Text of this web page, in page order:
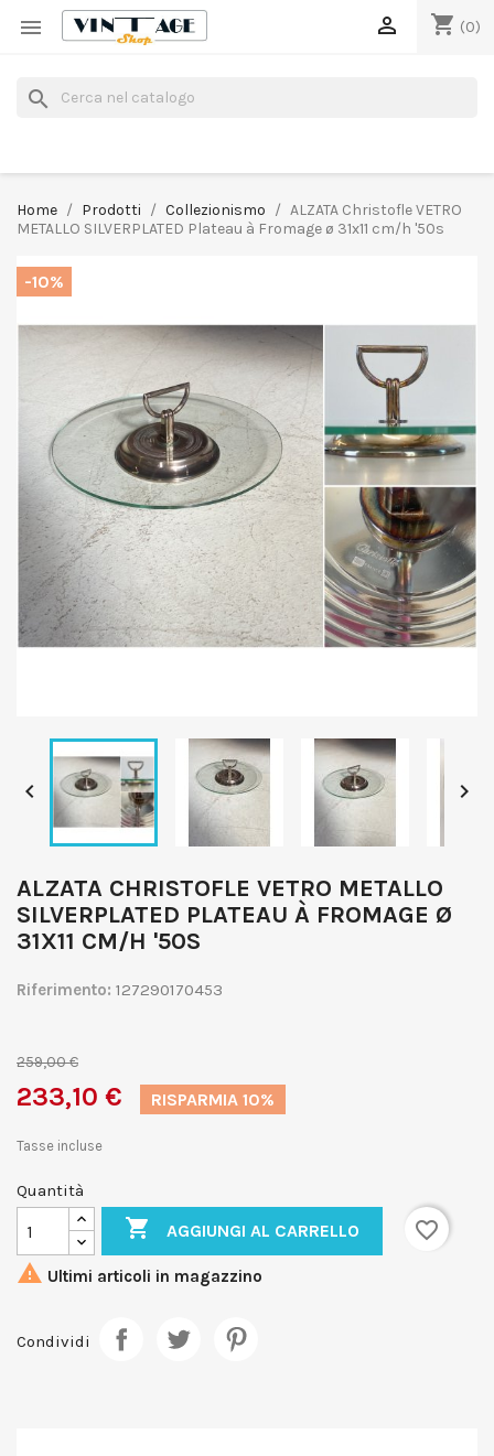
 shopping_cart (0)

search
Home Prodotti Collezionismo
ALZATA Christofle VETRO
METALLO SILVERPLATED Plateau à Fromage ø 31x11 cm/h '50s
-10%
 
ALZATA CHRISTOFLE VETRO METALLO
SILVERPLATED PLATEAU À FROMAGE Ø
31X11 CM/H '50S
Riferimento: 127290170453
259,00 €
233,10 € RISPARMIA 10%
Tasse incluse
Quantità
 AGGIUNGI AL CARRELLO
favorite_border
 Ultimi articoli in magazzino
Condividi